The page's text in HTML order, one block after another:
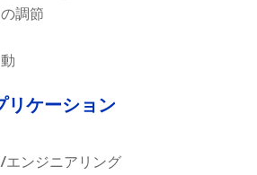
調節
リケーション
エンジニアリング